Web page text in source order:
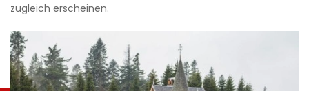
zugleich erscheinen.